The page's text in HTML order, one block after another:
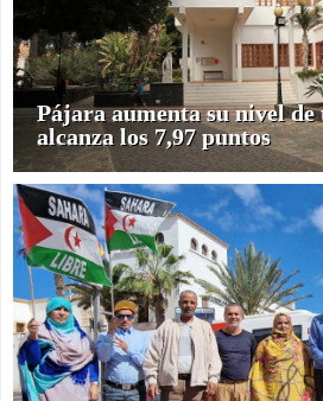
Pájara aumenta su nivel
alcanza los 7,97 puntos